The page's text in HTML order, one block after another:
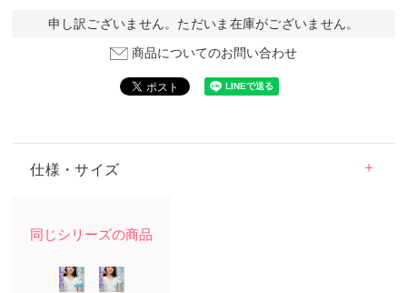
申し訳ございません。ただいま在庫がございません。
商品についてのお問い合わせ
仕様・サイズ